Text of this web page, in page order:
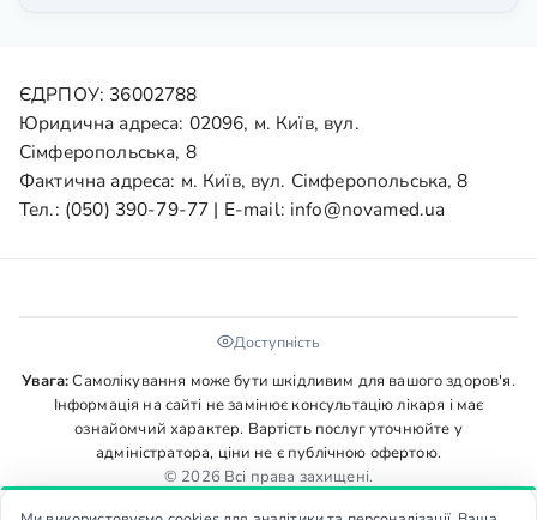
ЄДРПОУ: 36002788
Юридична адреса: 02096, м. Київ, вул.
Сімферопольська, 8
Фактична адреса: м. Київ, вул. Сімферопольська, 8
Тел.: (050) 390-79-77 | E-mail: info@novamed.ua
Доступність
Увага:Самолікування може бути шкідливим для вашого здоров'я.
Інформація на сайті не замінює консультацію лікаря і має
ознайомчий характер. Вартість послуг уточнюйте у
адміністратора, ціни не є публічною офертою.
© 2026 Всі права захищені.